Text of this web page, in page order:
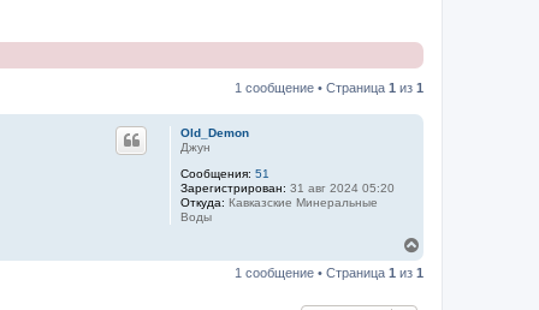
1 сообщение • Страница 1 из 1
Old_Demon
Джун
Сообщения: 51
Зарегистрирован: 31 авг 2024 05:20
Откуда: Кавказские Минеральные
Воды
р
1 сообщение • Страница 1 из 1